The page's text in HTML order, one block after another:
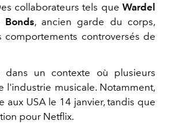
collaborateurs tels que Wardel
Bonds, ancien garde du corps,
controversés de
un contexte où plusieurs
musicale. Notamment,
aux USA le 14 janvier, tandis que
pour Netflix.